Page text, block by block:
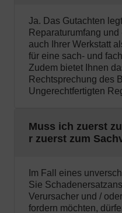
Ja. Das Gutachten
Reparaturumfang
auch Ihrer Werkstatt
für eine sach- und
Zudem bietet Ihnen
Rechtsprechung des
Ungerechtfertigten
Muss ich zuerst
r zuerst zum
Im Fall eines
Sie
Verursacher und /
fordern möchten,